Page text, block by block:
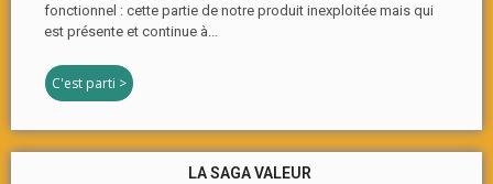
fonctionnel : cette partie de notre produit inexploitée mais qui
est présente et continue à...
C'est parti >
LA SAGA VALEUR